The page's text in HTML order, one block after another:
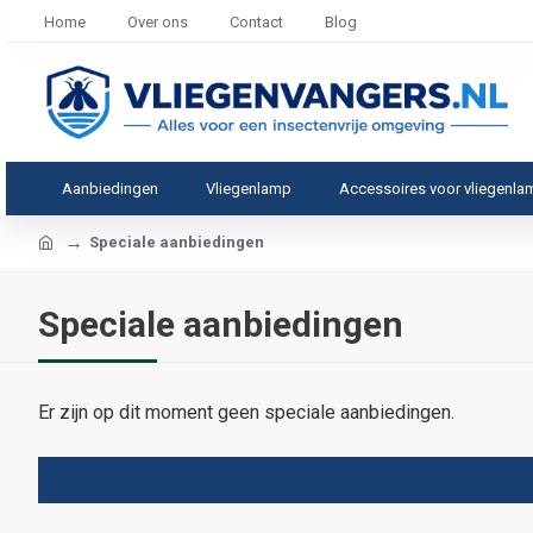
Home Over ons Contact Blog
Aanbiedingen Vliegenlamp Accessoires voor
homeSpeciale aanbiedingen
Speciale aanbiedingen
Er zijn op dit moment geen speciale aanbiedingen.